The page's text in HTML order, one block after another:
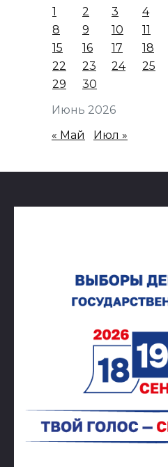
Июнь 2026
1
2 3 4
8
9 10 11
15
16 17 18
22
23 24 25
29
30
« Май Июл »